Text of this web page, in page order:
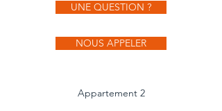
UNE QUESTION ?
NOUS APPELER
Appartement 2